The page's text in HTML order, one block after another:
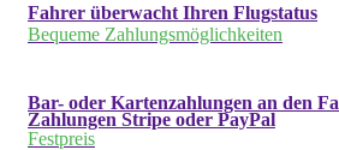
Fahrer überwacht Ihren Flugstatus
Bequeme Zahlungsmöglichkeiten
Bar- oder Kartenzahlungen an den
Zahlungen Stripe oder PayPal
Festpreis